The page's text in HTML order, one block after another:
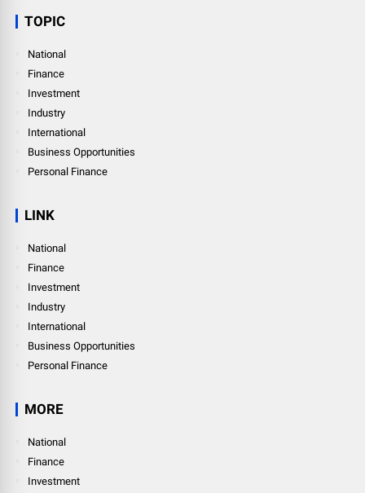
TOPIC
National
Finance
Investment
Industry
International
Business Opportunities
Personal Finance
LINK
National
Finance
Investment
Industry
International
Business Opportunities
Personal Finance
MORE
National
Finance
Investment